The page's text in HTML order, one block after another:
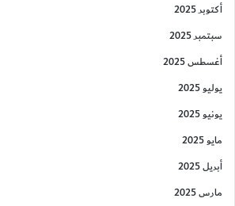
أكتوبر 2025
سبتمبر 2025
أغسطس 2025
يوليو 2025
يونيو 2025
مايو 2025
أبريل 2025
مارس 2025